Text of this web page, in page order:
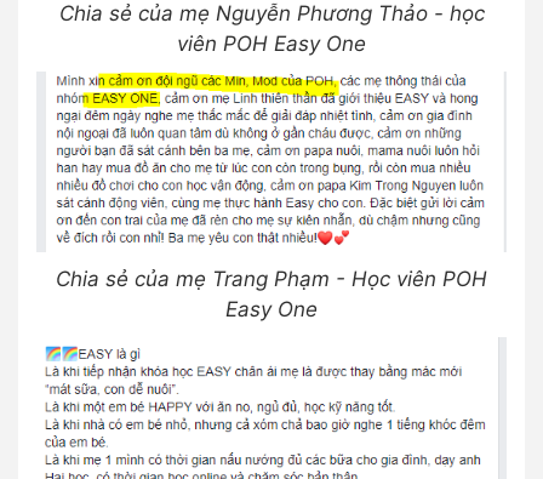
Chia sẻ của mẹ Nguyễn Phương Thảo - học
viên POH Easy One
Chia sẻ của mẹ Trang Phạm - Học viên POH
Easy One